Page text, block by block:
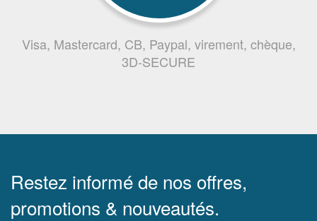
Visa, Mastercard, CB, Paypal, virement, chèque,
3D-SECURE
Restez informé de nos offres,
promotions & nouveautés.